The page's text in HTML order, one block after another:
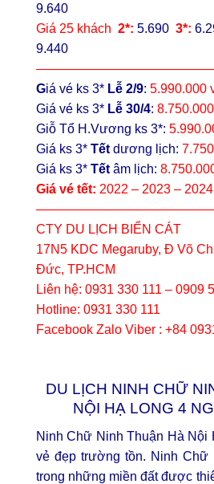
9.640
Giá 25 khách 2*: 5.690 3*: 6
9.440
Giá vé ks 3* Lễ 2/9: 5.990.000
Giá vé ks 3* Lễ 30/4:
Giỗ Tổ H.Vương ks 3*:
Giá ks 3* Tết dương lịch:
Giá ks 3* Tết âm lịch:
Giá vé tết: 2022 – 2023 –
CTY DU LỊCH BIỂN CÁT
17N5 KDC Megaruby, Đ Võ
Đức, TP.HCM
Liên hệ: 0931 330 111 – 0909
Hotline: 0931 330 111
Facebook Zalo Viber : +84
DU LỊCH NINH CHỮ
NỘI HẠ LONG 4
Ninh Chữ Ninh Thuận Hà Nội
vẻ đẹp trường tồn. Ninh Chữ
trong những miền đất được